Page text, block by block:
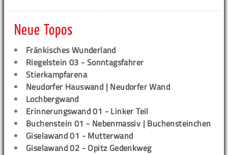
Neue Topos
Fränkisches Wunderland
Riegelstein 03 - Sonntagsfahrer
Stierkampfarena
Neudorfer Hauswand | Neudorfer Wand
Lochbergwand
Erinnerungswand 01 - Linker Teil
Buchenstein 01 - Nebenmassiv | Buchensteinchen
Giselawand 01 - Mutterwand
Giselawand 02 - Opitz Gedenkweg